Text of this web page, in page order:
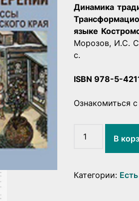
Динамика
языке
Морозов, И.С.
с.
ISBN 978-5-
Ознакомиться
товара
в
В
Категории: